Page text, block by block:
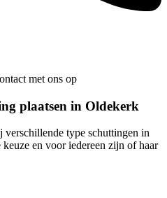
met ons op
plaatsen in Oldekerk
type schuttingen in
en voor iedereen zijn of haar